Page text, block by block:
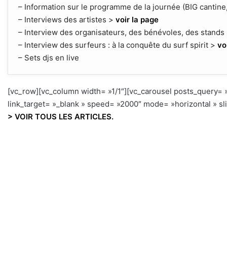
– Information sur le programme de la journée (BIG
– Interviews des artistes > voir la page
– Interview des organisateurs, des bénévoles, des
– Interview des surfeurs : à la conquête du surf spirit >
– Sets djs en live
[vc_row][vc_column width= »1/1″][vc_carousel
link_target= »_blank » speed= »2000″ mode= »horizontal »
> VOIR TOUS LES ARTICLES.